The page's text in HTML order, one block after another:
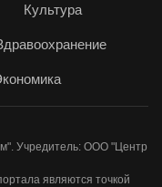
Культура
Учредитель: ООО "Центр
являются точкой